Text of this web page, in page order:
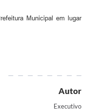
Municipal em lugar
Autor
Executivo